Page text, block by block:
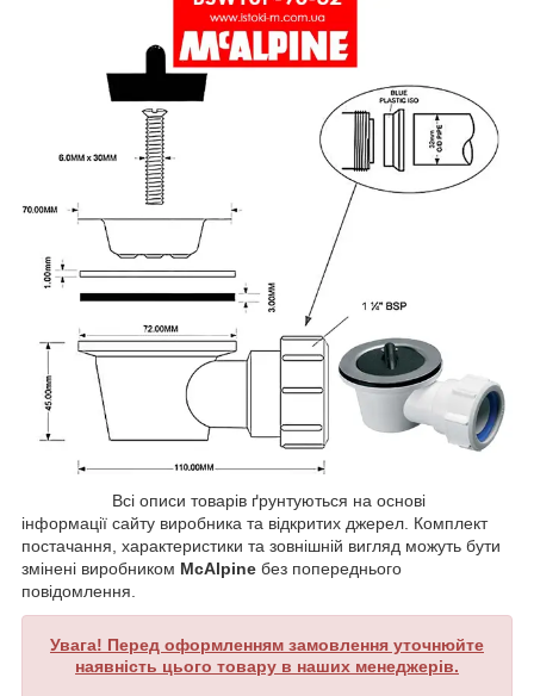
Всі описи товарів ґрунтуються на основі
інформації сайту виробника та відкритих джерел. Комплект
постачання, характеристики та зовнішній вигляд можуть бути
змінені виробником McAlpine без попереднього
повідомлення.
Увага! Перед оформленням замовлення уточнюйте
наявність цього товару в наших менеджерів.